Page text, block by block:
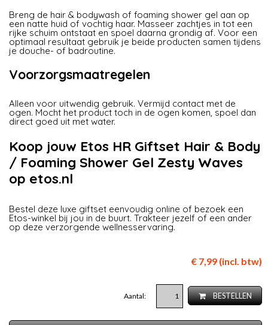
Breng de hair & bodywash of foaming shower gel aan op
een natte huid of vochtig haar. Masseer zachtjes in tot een
rijke schuim ontstaat en spoel daarna grondig af. Voor een
optimaal resultaat gebruik je beide producten samen tijdens
je douche- of badroutine.
Voorzorgsmaatregelen
Alleen voor uitwendig gebruik. Vermijd contact met de
ogen. Mocht het product toch in de ogen komen, spoel dan
direct goed uit met water.
Koop jouw Etos HR Giftset Hair & Body
/ Foaming Shower Gel Zesty Waves
op etos.nl
Bestel deze luxe giftset eenvoudig online of bezoek een
Etos-winkel bij jou in de buurt. Trakteer jezelf of een ander
op deze verzorgende wellnesservaring.
€ 7,99 (incl. btw)
Aantal: BESTELLEN